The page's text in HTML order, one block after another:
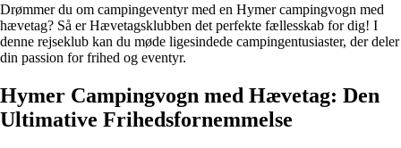
Drømmer du om campingeventyr med en Hymer campingvogn med
hævetag? Så er Hævetagsklubben det perfekte fællesskab for dig! I
denne rejseklub kan du møde ligesindede campingentusiaster, der deler
din passion for frihed og eventyr.
Hymer Campingvogn med Hævetag: Den
Ultimative Frihedsfornemmelse